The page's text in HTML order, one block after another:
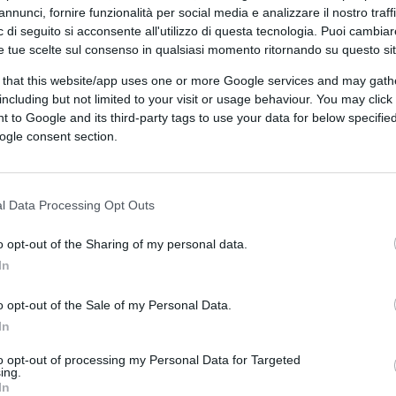
fornire funzionalità per social media e analizzare il nostro
di seguito si acconsente all'utilizzo di questa tecnologia. Puoi
tue scelte sul consenso in qualsiasi momento ritornando su questo
that this website/app uses one or more Google services and may
but not limited to your visit or usage behaviour. You may
to Google and its third-party tags to use your data for below
consent section.
Data Processing Opt Outs
opt-out of the Sharing of my personal data.
opt-out of the Sale of my Personal Data.
opt-out of processing my Personal Data for Targeted
investigatori di Salerno per i reati di
ha portato alla scoperta di un sodalizio
di nulla osta al lavoro per due mila
elevate somme di denaro pur di ottenere
dei decreti flussi ed emersione. Tutto
compiacenti o create ad hoc, di
indagati è spuntato anche un volto
il padre Giuseppe.
pagine firmate dai gip di Salerno
avuto il compito di “formare o aggiustare
e/o il buon esito delle
di farla ‘correggere’ ai datori di